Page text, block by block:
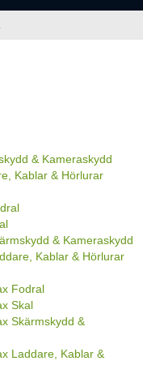
& Kameraskydd
Kablar & Hörlurar
& Kameraskydd
Kablar & Hörlurar
Fodral
Skal
Skärmskydd &
Laddare, Kablar &